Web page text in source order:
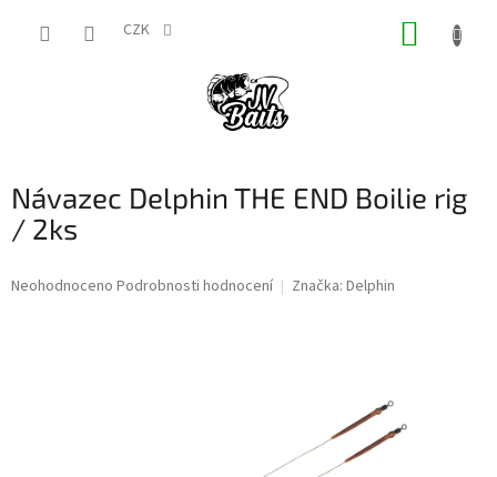
CZK
Návazec Delphin THE END Boilie rig
/ 2ks
Průměrné
Neohodnoceno Podrobnosti hodnocení Značka: Delphin